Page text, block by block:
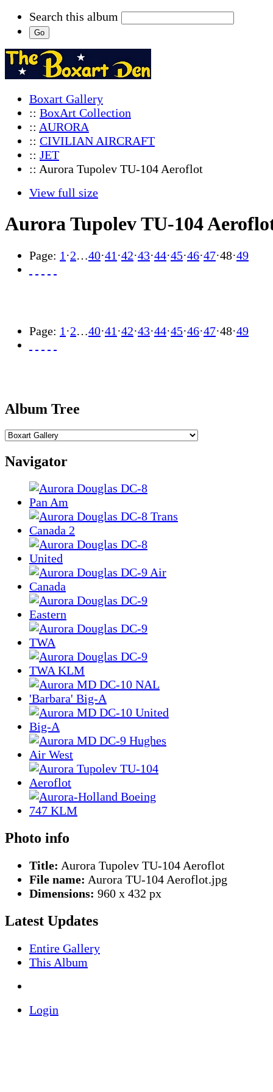
Search this album
Boxart Gallery
:: BoxArt Collection
:: AURORA
:: CIVILIAN AIRCRAFT
:: JET
:: Aurora Tupolev TU-104 Aeroflot
View full size
Aurora Tupolev TU-104
Page: 1 ·2…40·41 ·42·43·44·45·46·47·48·49
Page: 1 ·2…40·41 ·42·43·44·45·46·47·48·49
Album Tree
Navigator
Photo info
Title: Aurora Tupolev TU-104 Aeroflot
File name: Aurora TU-104 Aeroflot.jpg
Dimensions: 960 x 432 px
Latest Updates
Entire Gallery
This Album
Login